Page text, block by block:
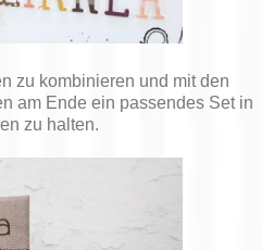
zu kombinieren und mit den
am Ende ein passendes Set in
zu halten.